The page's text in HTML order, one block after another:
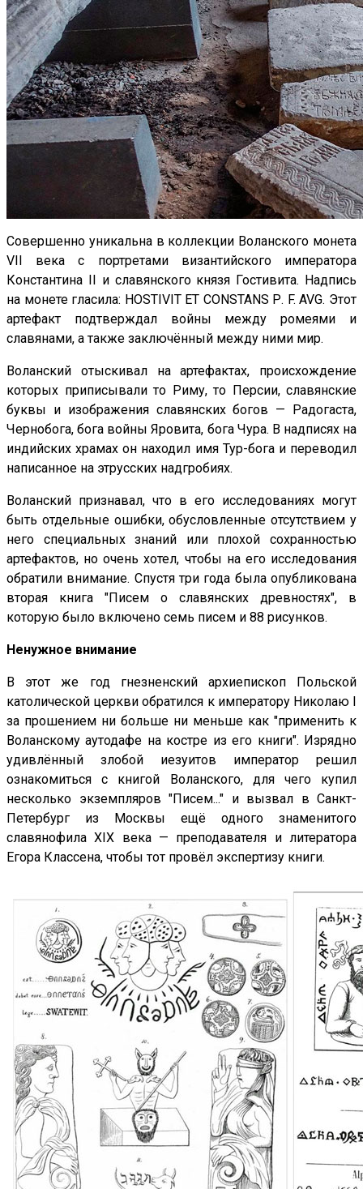
Совершенно уникальна в коллекции Воланского монета
VII века с портретами византийского императора
Константина II и славянского князя Гостивита. Надпись
на монете гласила: HOSTIVIT ЕТ CONSTANS Р. F. AVG. Этот
артефакт подтверждал войны между ромеями и
славянами, а также заключённый между ними мир.
Воланский отыскивал на артефактах, происхождение
которых приписывали то Риму, то Персии, славянские
буквы и изображения славянских богов — Радогаста,
Чернобога, бога войны Яровита, бога Чура. В надписях на
индийских храмах он находил имя Тур-бога и переводил
написанное на этрусских надгробиях.
Воланский признавал, что в его исследованиях могут
быть отдельные ошибки, обусловленные отсутствием у
него специальных знаний или плохой сохранностью
артефактов, но очень хотел, чтобы на его исследования
обратили внимание. Спустя три года была опубликована
вторая книга "Писем о славянских древностях", в
которую было включено семь писем и 88 рисунков.
Ненужное внимание
В этот же год гнезненский архиепископ Польской
католической церкви обратился к императору Николаю I
за прошением ни больше ни меньше как "применить к
Воланскому аутодафе на костре из его книги". Изрядно
удивлённый злобой иезуитов император решил
ознакомиться с книгой Воланского, для чего купил
несколько экземпляров "Писем..." и вызвал в Санкт-
Петербург из Москвы ещё одного знаменитого
славянофила XIX века — преподавателя и литератора
Егора Классена, чтобы тот провёл экспертизу книги.